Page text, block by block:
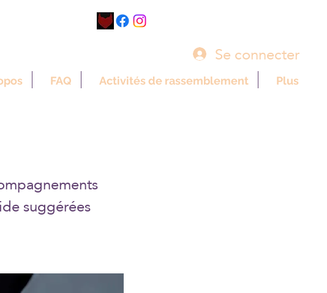
Se connecter
FAQ Activités de rassemblement Plus
suggérées